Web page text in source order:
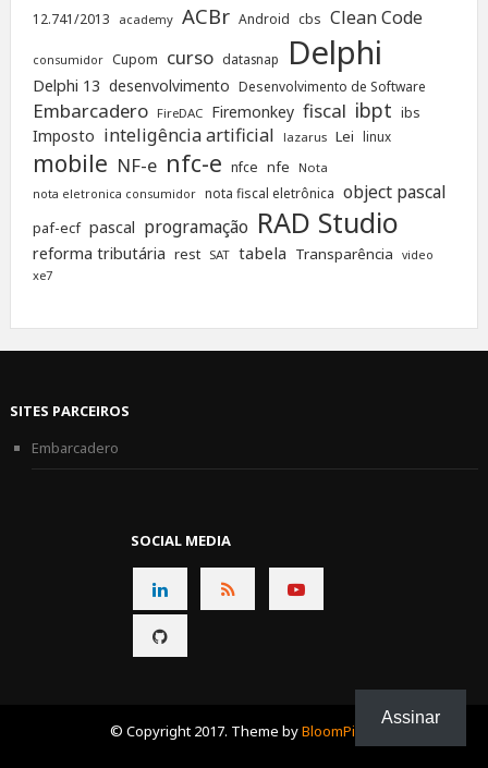
12.741/2013 academy ACBr Android cbs Clean Code
consumidor Cupom curso datasnap Delphi
Delphi 13 desenvolvimento Desenvolvimento de Software
Embarcadero FireDAC Firemonkey fiscal ibpt ibs
Imposto inteligência artificial lazarus Lei linux
mobile NF-e nfc-e nfce nfe Nota
nota eletronica consumidor nota fiscal eletrônica object pascal
paf-ecf pascal programação RAD Studio
reforma tributária rest SAT tabela Transparência video
xe7
SITES PARCEIROS
Embarcadero
SOCIAL MEDIA
CONNECT
ON
CONNECT
ON
© Copyright 2017. Theme byBloomPixel
Assinar